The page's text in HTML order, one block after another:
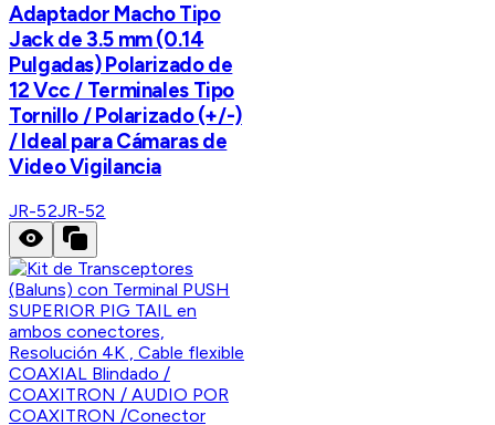
Adaptador Macho Tipo
Jack de 3.5 mm (0.14
Pulgadas) Polarizado de
12 Vcc / Terminales Tipo
Tornillo / Polarizado (+/-)
/ Ideal para Cámaras de
Video Vigilancia
JR-52JR-52